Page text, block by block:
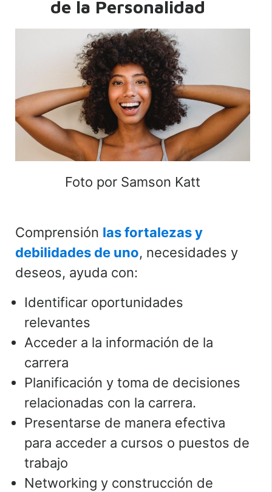
de la Personalidad
Foto por Samson Katt
Comprensión las fortalezas y
debilidades de uno, necesidades y
deseos, ayuda con:
Identificar oportunidades
relevantes
Acceder a la información de la
carrera
Planificación y toma de decisiones
relacionadas con la carrera.
Presentarse de manera efectiva
para acceder a cursos o puestos de
trabajo
Networking y construcción de